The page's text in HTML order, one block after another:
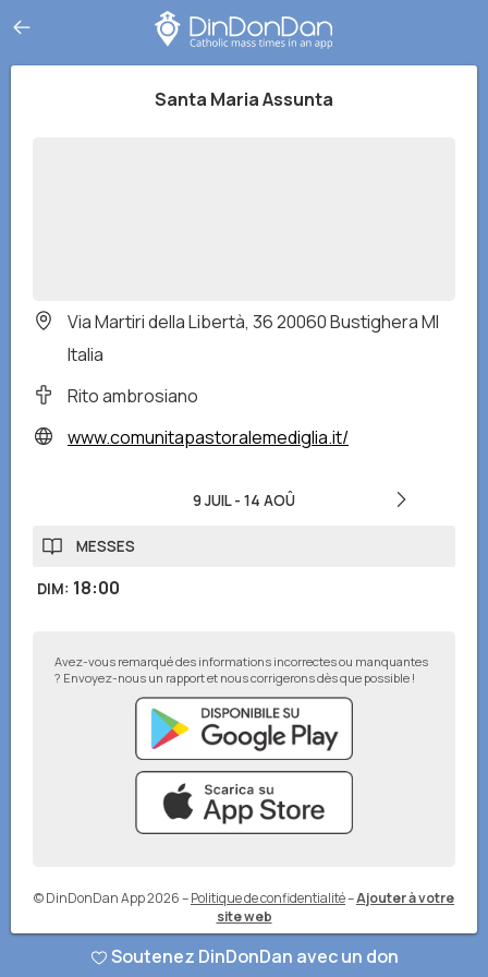
Santa Maria Assunta
Via Martiri della Libertà, 36 20060 Bustighera MI
Italia
Rito ambrosiano
www.comunitapastoralemediglia.it/
9 JUIL- 14 AOÛ
MESSES
DIM: 18:00
Avez-vous remarqué des informations incorrectes ou manquantes
? Envoyez-nous un rapport et nous corrigerons dès que possible !
© DinDonDan App 2026–Politique de confidentialité–Ajouter à votre
site web
Soutenez DinDonDan avec un don